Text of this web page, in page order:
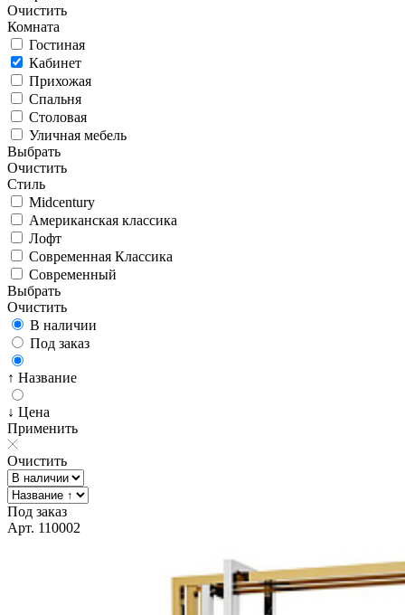
Очистить
Комната
Гостиная
Кабинет
Прихожая
Спальня
Столовая
Уличная мебель
Выбрать
Очистить
Стиль
Midcentury
Американская классика
Лофт
Современная Классика
Современный
Выбрать
Очистить
В наличии
Под заказ
↑ Название
↓ Цена
Применить
Очистить
Под заказ
Арт. 110002